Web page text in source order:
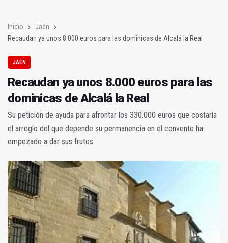
Inicio
Jaén
Recaudan ya unos 8.000 euros para las dominicas de Alcalá la Real
JAÉN
Recaudan ya unos 8.000 euros para las
dominicas de Alcalá la Real
Su petición de ayuda para afrontar los 330.000 euros que costaría
el arreglo del que depende su permanencia en el convento ha
empezado a dar sus frutos